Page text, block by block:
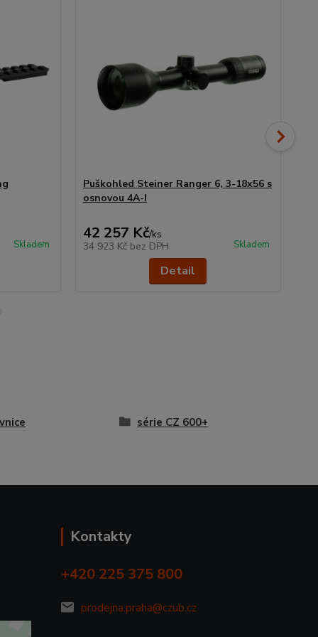
Skladem
Puškohled Steiner Ranger 6, 3-18x56 s
osnovou 4A-I
42 257 Kč/ks
34 923 Kč bez DPH Skladem
Detail
série CZ 600+
Kontakty
+420 225 375 800
prodejna.praha@czub.cz